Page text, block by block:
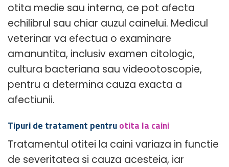
otita medie sau interna, ce pot afecta
echilibrul sau chiar auzul cainelui. Medicul
veterinar va efectua o examinare
amanuntita, inclusiv examen citologic,
cultura bacteriana sau videootoscopie,
pentru a determina cauza exacta a
afectiunii.
Tipuri de tratament pentruotita la caini
Tratamentul otitei la caini variaza in functie
de severitatea si cauza acesteia, iar